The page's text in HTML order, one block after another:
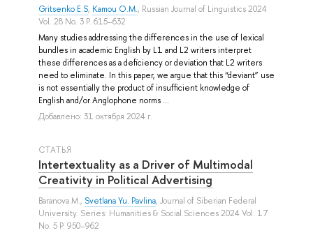
Gritsenko E.S, Kamou O.M., Russian Journal of Linguistics 2024
Vol. 28 No. 3 P. 615–632
Many studies addressing the differences in the use of lexical
bundles in academic English by L1 and L2 writers interpret
these differences as a deficiency or deviation that L2 writers
need to eliminate. In this paper, we argue that this “deviant” use
is not essentially the product of insufficient knowledge of
English and/or Anglophone norms ...
Добавлено: 31 октября 2024 г.
СТАТЬЯ
Intertextuality as a Driver of Multimodal
Creativity in Political Advertising
Baranova M., Svetlana Yu. Pavlina, Journal of Siberian Federal
University. Series: Humanities & Social Sciences 2024 Vol. 17
No. 5 P. 950–962